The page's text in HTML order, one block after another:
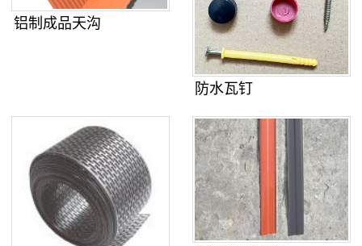
铝制成品天沟
防水瓦钉